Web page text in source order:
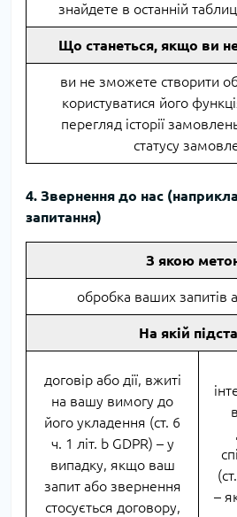
знайдете в останній
Що станеться, якщо ви
ви не зможете створити
користуватися його
перегляд історії
статусу
4. Звернення до нас
запитання)
З якою
обробка ваших запитів
На якій
договір або дії, вжиті
на вашу вимогу до
його укладення (ст. 6
ч. 1 літ. b GDPR) – у
випадку, якщо ваш
запит або звернення
стосується договору,
–